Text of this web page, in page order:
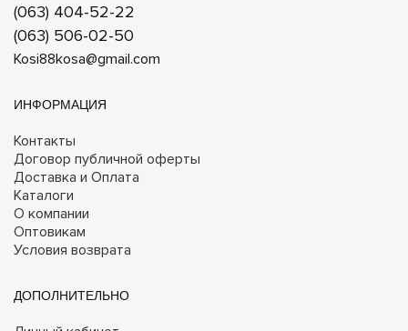
(063) 404-52-22
(063) 506-02-50
Kosi88kosa@gmail.com
ИНФОРМАЦИЯ
Контакты
Договор публичной оферты
Доставка и Оплата
Каталоги
О компании
Оптовикам
Условия возврата
ДОПОЛНИТЕЛЬНО